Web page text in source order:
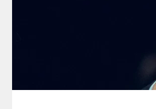
genossenschaft